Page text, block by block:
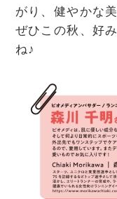
がり、健やかな
ぜひこの秋、好
ね♪